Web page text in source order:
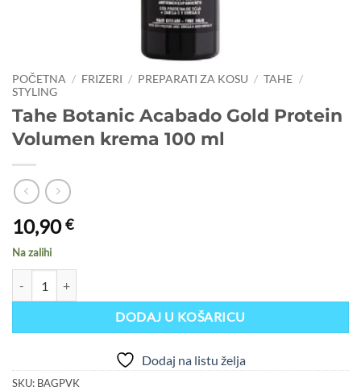
POČETNA / FRIZERI / PREPARATI ZA KOSU / TAHE /
STYLING
Tahe Botanic Acabado Gold Protein
Volumen krema 100 ml
10,90€
Na zalihi
DODAJ U KOŠARICU
Dodaj na listu želja
SKU: BAGPVK